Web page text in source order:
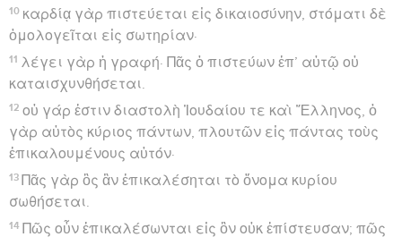
10 καρδίᾳ γὰρ πιστεύεται εἰς δικαιοσύνην, στόματι δὲ
ὁμολογεῖται εἰς σωτηρίαν·
11 λέγει γὰρ ἡ γραφή· Πᾶς ὁ πιστεύων ἐπ’ αὐτῷ οὐ
καταισχυνθήσεται.
12 οὐ γάρ ἐστιν διαστολὴ Ἰουδαίου τε καὶ Ἕλληνος, ὁ
γὰρ αὐτὸς κύριος πάντων, πλουτῶν εἰς πάντας τοὺς
ἐπικαλουμένους αὐτόν·
13 Πᾶς γὰρ ὃς ἂν ἐπικαλέσηται τὸ ὄνομα κυρίου
σωθήσεται.
14 Πῶς οὖν ἐπικαλέσωνται εἰς ὃν οὐκ ἐπίστευσαν; πῶς